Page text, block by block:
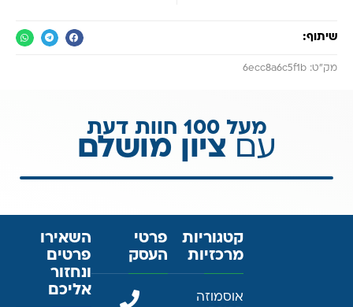
שיתוף:
מק״ט: 6ecc8a6c5f1b
מעל 100 חוות דעת
עםציון מושלם
קטגוריות
מרכזיות
אוסמוזה
פרטי
העסק
השאירו
פרטים
ונחזור
אליכם